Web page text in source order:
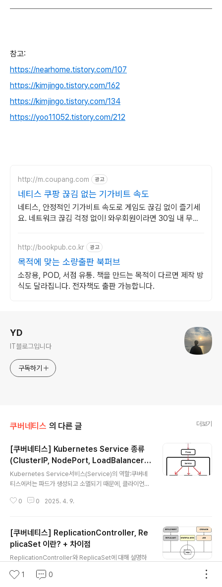
참고:
https://nearhome.tistory.com/107
https://kimjingo.tistory.com/162
https://kimjingo.tistory.com/134
https://yoo11052.tistory.com/212
http://m.coupang.com 광고
네티스 쿠팡 끊김 없는 기가비트 속도
네티스, 안정적인 기가비트 속도로 게임도 끊김 없이 즐기세
요. 네트워크 끊김 걱정 없이! 와우회원이라면 30일 내 무료
http://bookpub.co.kr 광고
목적에 맞는 소량출판 북퍼브
소장용, POD, 서점 유통. 책을 만드는 목적이 다르면 제작 방
식도 달라집니다. 전자책도 출판 가능합니다.
YD
IT블로그입니다
구독하기
쿠버네티스 의 다른 글 더보기
[쿠버네티스] Kubernetes Service 종류
(ClusterIP, NodePort, LoadBalancer,
ExternalName, Headless Service)
Kubernetes Service서비스(Service)의 역할:쿠버네
티스에서는 파드가 생성되고 소멸되기 때문에, 클라이언트
션에 접근할 수 있도록 서비스 객체를 사용합니다. 서비스
P (기본값):클러스터 내부에서만 접근 가능한 가상 IP를 할
당합니다. 외부에서 직접 접근은 불가능하며, 내부 서비스
간 통신에 주로 사용됩니다.NodePort:각 노드의 동일한
포트를 열어 외부에서 접근할 수 있도록 합니다. NodeIP:
NodePort를 통해 클러스터 외부에서도 서비스를 호출할
0 0 2025. 4. 9.
[쿠버네티스] ReplicationController, Re
plicaSet 이란? + 차이점
ReplicationController와 ReplicaSet에 대해 설명하
같습니다.쿠버네티스의 컨트롤러의 기능- Pod의 개수를
1 0